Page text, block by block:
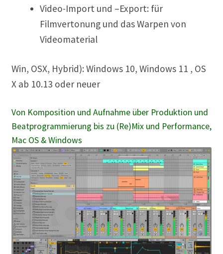
Video-Import und –Export: für
Filmvertonung und das Warpen von
Videomaterial
Win, OSX, Hybrid): Windows 10, Windows 11 , OS
X ab 10.13 oder neuer
Von Komposition und Aufnahme über Produktion und
Beatprogrammierung bis zu (Re)Mix und Performance,
Mac OS & Windows